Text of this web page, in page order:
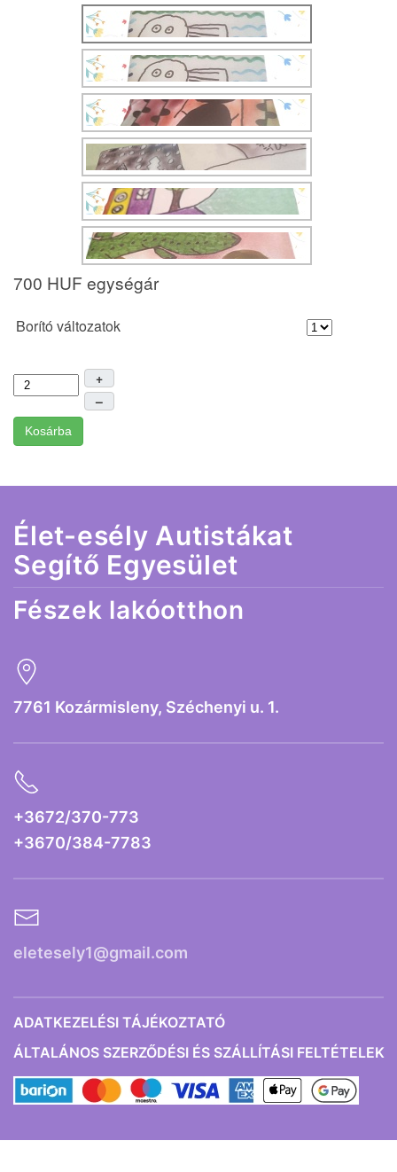
700 HUF egységár
Borító változatok
+
–
Kosárba
Élet-esély Autistákat
Segítő Egyesület
Fészek lakóotthon
7761 Kozármisleny, Széchenyi u. 1.
+3672/370-773
+3670/384-7783
eletesely1@gmail.com
ADATKEZELÉSI TÁJÉKOZTATÓ
ÁLTALÁNOS SZERZŐDÉSI ÉS SZÁLLÍTÁSI FELTÉTELEK